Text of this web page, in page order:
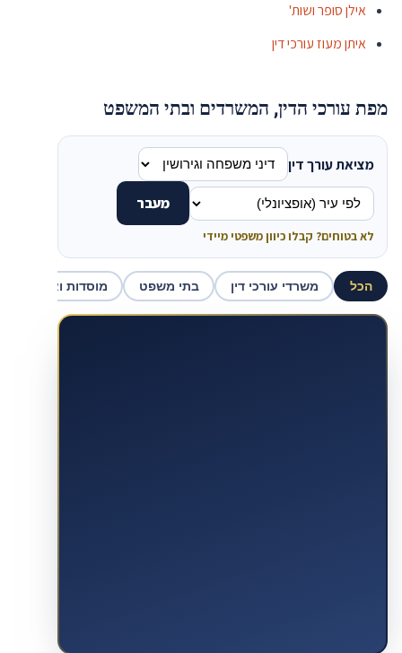
אילן סופר ושות'
איתן מעוז עורכי דין
מפת עורכי הדין, המשרדים ובתי המשפט
מציאת עורך דין
מעבר
לא בטוחים? קבלו כיוון משפטי מיידי
הכל משרדי עורכי דין בתי משפט מוסדות ואכיפה